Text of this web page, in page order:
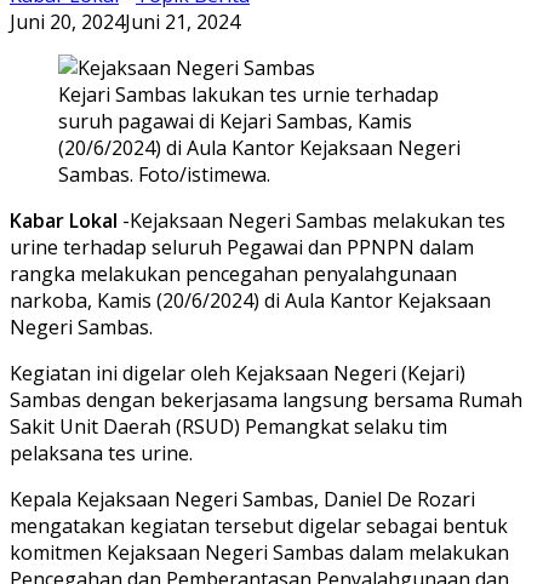
Juni 20, 2024Juni 21, 2024
Kejari Sambas lakukan tes urnie terhadap
suruh pagawai di Kejari Sambas, Kamis
(20/6/2024) di Aula Kantor Kejaksaan Negeri
Sambas. Foto/istimewa.
Kabar Lokal -Kejaksaan Negeri Sambas melakukan tes
urine terhadap seluruh Pegawai dan PPNPN dalam
rangka melakukan pencegahan penyalahgunaan
narkoba, Kamis (20/6/2024) di Aula Kantor Kejaksaan
Negeri Sambas.
Kegiatan ini digelar oleh Kejaksaan Negeri (Kejari)
Sambas dengan bekerjasama langsung bersama Rumah
Sakit Unit Daerah (RSUD) Pemangkat selaku tim
pelaksana tes urine.
Kepala Kejaksaan Negeri Sambas, Daniel De Rozari
mengatakan kegiatan tersebut digelar sebagai bentuk
komitmen Kejaksaan Negeri Sambas dalam melakukan